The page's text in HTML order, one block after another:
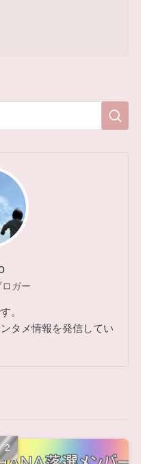
ガー
。
タメ情報を発信してい